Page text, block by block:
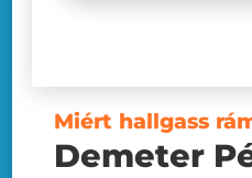
Miért hallgass
Demeter